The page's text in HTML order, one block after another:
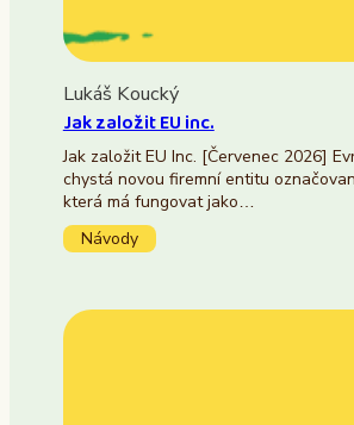
Lukáš Koucký
Jak založit EU inc.
Jak založit EU Inc. [Červenec 2026]
chystá novou firemní entitu
která má fungovat jako…
Návody